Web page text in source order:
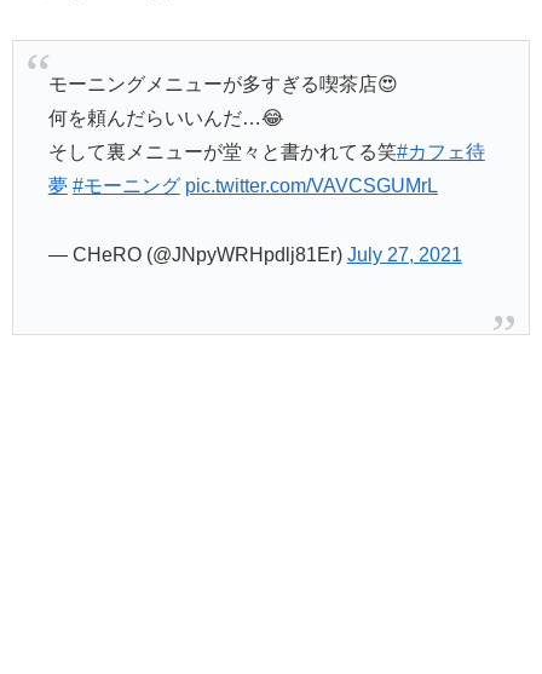
モーニングメニューが多すぎる喫茶店😍
何を頼んだらいいんだ…😂
そして裏メニューが堂々と書かれてる笑#カフェ待
夢 #モーニング pic.twitter.com/VAVCSGUMrL
— CHeRO (@JNpyWRHpdlj81Er) July 27, 2021